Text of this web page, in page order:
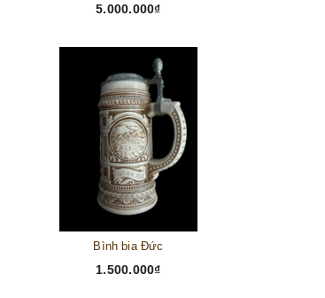
5.000.000₫
Bình bia Đức
1.500.000₫